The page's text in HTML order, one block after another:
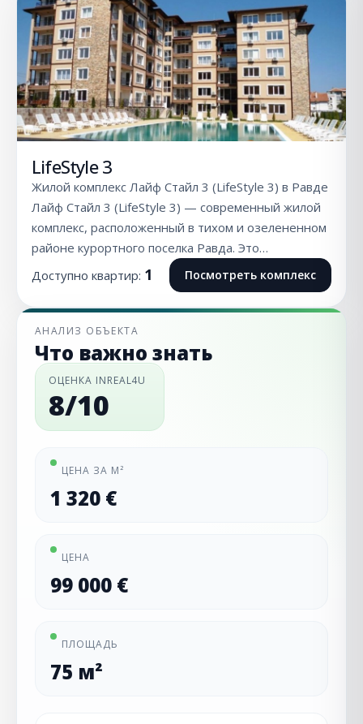
LifeStyle 3
Жилой комплекс Лайф Стайл 3 (LifeStyle 3) в Равде
Лайф Стайл 3 (LifeStyle 3) — современный жилой
комплекс, расположенный в тихом и озелененном
районе курортного поселка Равда. Это…
Доступно квартир: 1 Посмотреть комплекс
АНАЛИЗ ОБЪЕКТА
Что важно знать
ОЦЕНКА INREAL4U
8/10
ЦЕНА ЗА М²
1 320 €
ЦЕНА
99 000 €
ПЛОЩАДЬ
75 м²